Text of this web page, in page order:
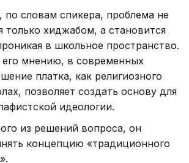
по словам спикера, проблема не
только хиджабом, а становится
в школьное пространство.
мнению, в современных
платка, как религиозного
позволяет создать основу для
идеологии.
из решений вопроса, он
концепцию «традиционного